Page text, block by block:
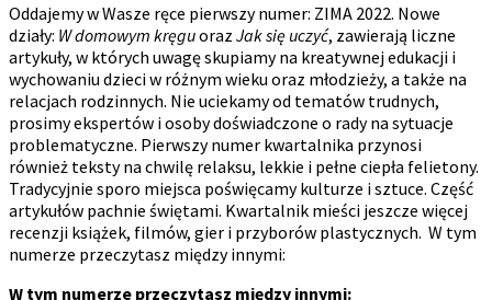
Oddajemy w Wasze ręce pierwszy numer: ZIMA 2022. Nowe
działy: W domowym kręguoraz Jak się uczyć, zawierają liczne
artykuły, w których uwagę skupiamy na kreatywnej edukacji i
wychowaniu dzieci w różnym wieku oraz młodzieży, a także na
relacjach rodzinnych. Nie uciekamy od tematów trudnych,
prosimy ekspertów i osoby doświadczone o rady na sytuacje
problematyczne. Pierwszy numer kwartalnika przynosi
również teksty na chwilę relaksu, lekkie i pełne ciepła felietony.
Tradycyjnie sporo miejsca poświęcamy kulturze i sztuce. Część
artykułów pachnie świętami. Kwartalnik mieści jeszcze więcej
recenzji książek, filmów, gier i przyborów plastycznych. W tym
numerze przeczytasz między innymi:
W tym numerze przeczytasz między innymi: